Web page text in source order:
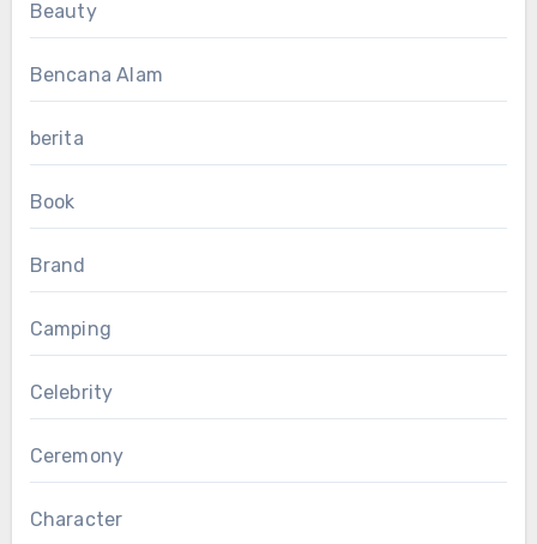
Beauty
Bencana Alam
berita
Book
Brand
Camping
Celebrity
Ceremony
Character